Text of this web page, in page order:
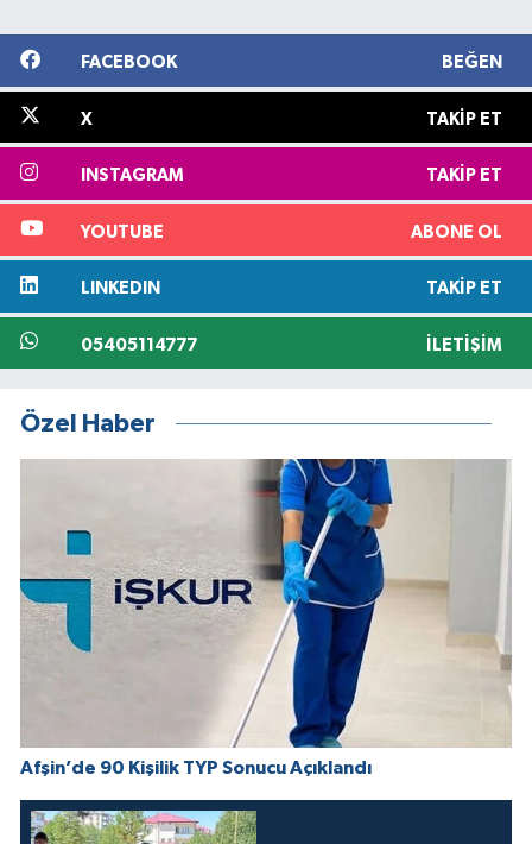
FACEBOOK BEĞEN
X TAKIP ET
INSTAGRAM TAKIP ET
YOUTUBE ABONE OL
LINKEDIN TAKIP ET
05405114777 İLETIŞIM
Özel Haber
Afşin’de 90 Kişilik TYP Sonucu Açıklandı